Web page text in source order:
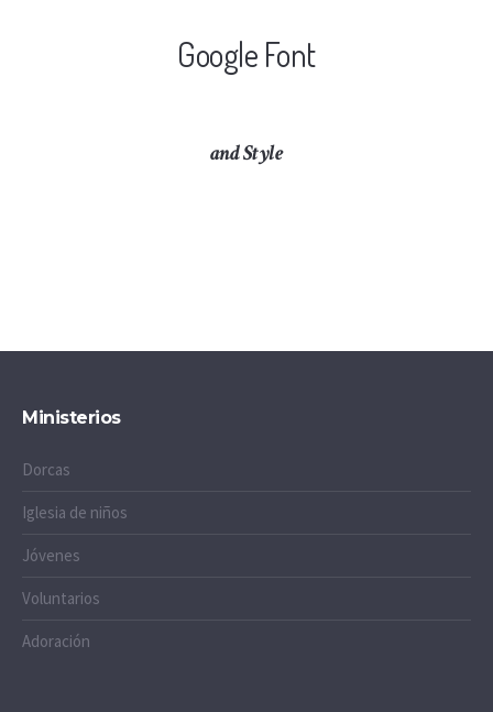
Google Font
and Style
Ministerios
Dorcas
Iglesia de niños
Jóvenes
Voluntarios
Adoración